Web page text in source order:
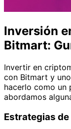
Inversión
Bitmart:
Invertir en
con Bitmart y
hacerlo como un
abordamos
Estrategias